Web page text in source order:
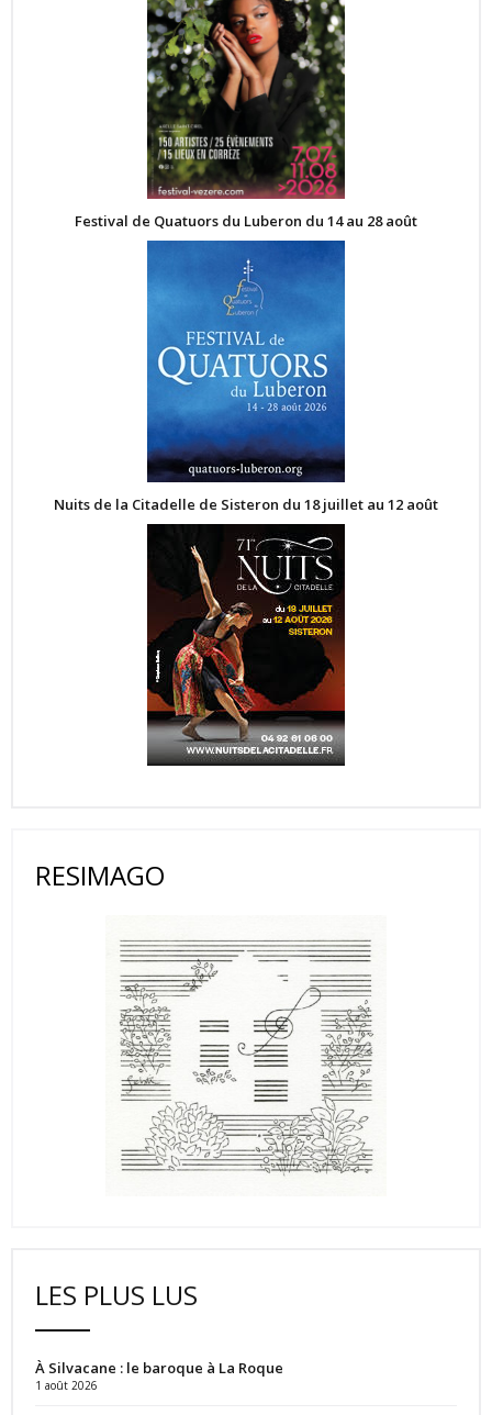
Festival de Quatuors du Luberon du 14 au 28 août
Nuits de la Citadelle de Sisteron du 18 juillet au 12 août
RESIMAGO
LES PLUS LUS
À Silvacane : le baroque à La Roque
1 août 2026